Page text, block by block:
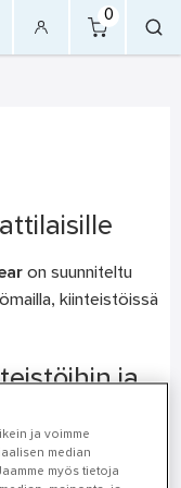
0
on suunniteltu
kiinteistöissä
ja
osa-alueet:
ja voimme
median
myös tietoja